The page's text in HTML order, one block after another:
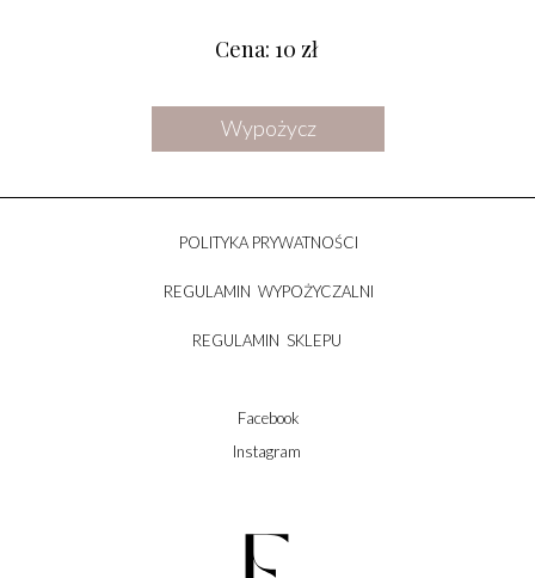
REGULAMIN SKLEPU
REGULAMIN WYPOŻYCZALNI
Facebook
Instagram
POLITYKA PRYWATNOŚCI
Cena: 10 zł
Wypożycz